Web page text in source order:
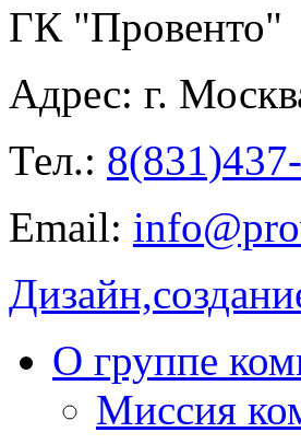
ГК "Провенто"
Адрес: г.
Тел.:
Email:
Дизайн,
О группе
Миссия